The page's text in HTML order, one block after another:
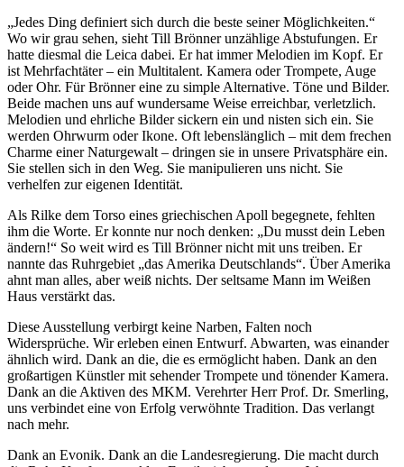
„Jedes Ding definiert sich durch die beste seiner Möglichkeiten.“
Wo wir grau sehen, sieht Till Brönner unzählige Abstufungen. Er
hatte diesmal die Leica dabei. Er hat immer Melodien im Kopf. Er
ist Mehrfachtäter – ein Multitalent. Kamera oder Trompete, Auge
oder Ohr. Für Brönner eine zu simple Alternative. Töne und Bilder.
Beide machen uns auf wundersame Weise erreichbar, verletzlich.
Melodien und ehrliche Bilder sickern ein und nisten sich ein. Sie
werden Ohrwurm oder Ikone. Oft lebenslänglich – mit dem frechen
Charme einer Naturgewalt – dringen sie in unsere Privatsphäre ein.
Sie stellen sich in den Weg. Sie manipulieren uns nicht. Sie
verhelfen zur eigenen Identität.
Als Rilke dem Torso eines griechischen Apoll begegnete, fehlten
ihm die Worte. Er konnte nur noch denken: „Du musst dein Leben
ändern!“ So weit wird es Till Brönner nicht mit uns treiben. Er
nannte das Ruhrgebiet „das Amerika Deutschlands“. Über Amerika
ahnt man alles, aber weiß nichts. Der seltsame Mann im Weißen
Haus verstärkt das.
Diese Ausstellung verbirgt keine Narben, Falten noch
Widersprüche. Wir erleben einen Entwurf. Abwarten, was einander
ähnlich wird. Dank an die, die es ermöglicht haben. Dank an den
großartigen Künstler mit sehender Trompete und tönender Kamera.
Dank an die Aktiven des MKM. Verehrter Herr Prof. Dr. Smerling,
uns verbindet eine von Erfolg verwöhnte Tradition. Das verlangt
nach mehr.
Dank an Evonik. Dank an die Landesregierung. Die macht durch